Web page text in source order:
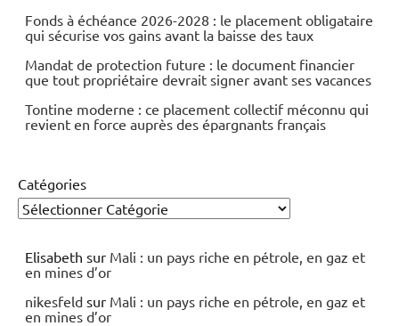
Fonds à échéance 2026-2028 : le placement obligataire
qui sécurise vos gains avant la baisse des taux
Mandat de protection future : le document financier
que tout propriétaire devrait signer avant ses vacances
Tontine moderne : ce placement collectif méconnu qui
revient en force auprès des épargnants français
Catégories
Elisabeth sur Mali : un pays riche en pétrole, en gaz et
en mines d’or
nikesfeld sur Mali : un pays riche en pétrole, en gaz et
en mines d’or